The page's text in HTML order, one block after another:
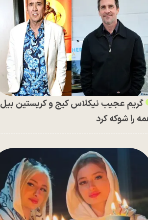
گریم عجیب نیکلاس کیج و کریستین بیل
را شوکه کرد